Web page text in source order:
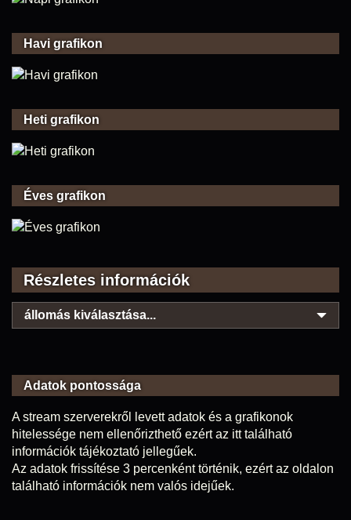
Havi grafikon
Heti grafikon
Éves grafikon
Részletes információk
állomás kiválasztása...
Adatok pontossága
A stream szerverekről levett adatok és a grafikonok
hitelessége nem ellenőrizthető ezért az itt található
információk tájékoztató jellegűek.
Az adatok frissítése 3 percenként történik, ezért az oldalon
található információk nem valós idejűek.